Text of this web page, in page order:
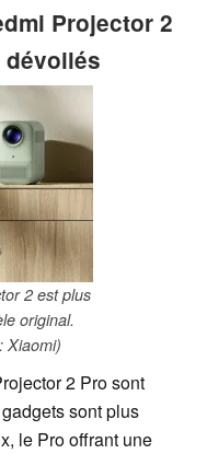
Projector 2
dévoilés
2 est plus
original.
Xiaomi)
2 Pro sont
sont plus
le Pro offrant une